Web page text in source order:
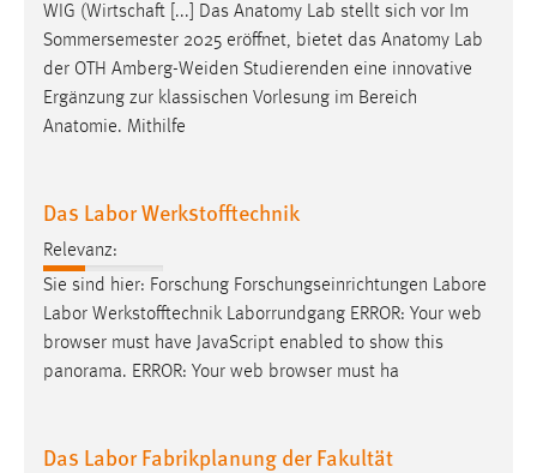
WIG (Wirtschaft [...] Das Anatomy Lab stellt sich vor Im
Sommersemester 2025 eröffnet, bietet das Anatomy Lab
der OTH Amberg-Weiden Studierenden eine innovative
Ergänzung zur klassischen Vorlesung im Bereich
Anatomie. Mithilfe
Das Labor Werkstofftechnik
Relevanz:
Sie sind hier: Forschung Forschungseinrichtungen Labore
Labor Werkstofftechnik Laborrundgang ERROR: Your web
browser must have JavaScript enabled to show this
panorama. ERROR: Your web browser must ha
Das Labor Fabrikplanung der Fakultät